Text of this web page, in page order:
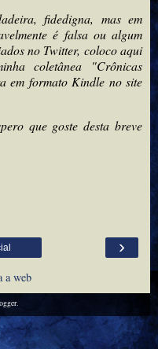
fidedigna, mas em
é falsa ou algum
no Twitter, coloco aqui
coletânea "Crônicas
em formato Kindle no site
que goste desta breve
›
a web
.